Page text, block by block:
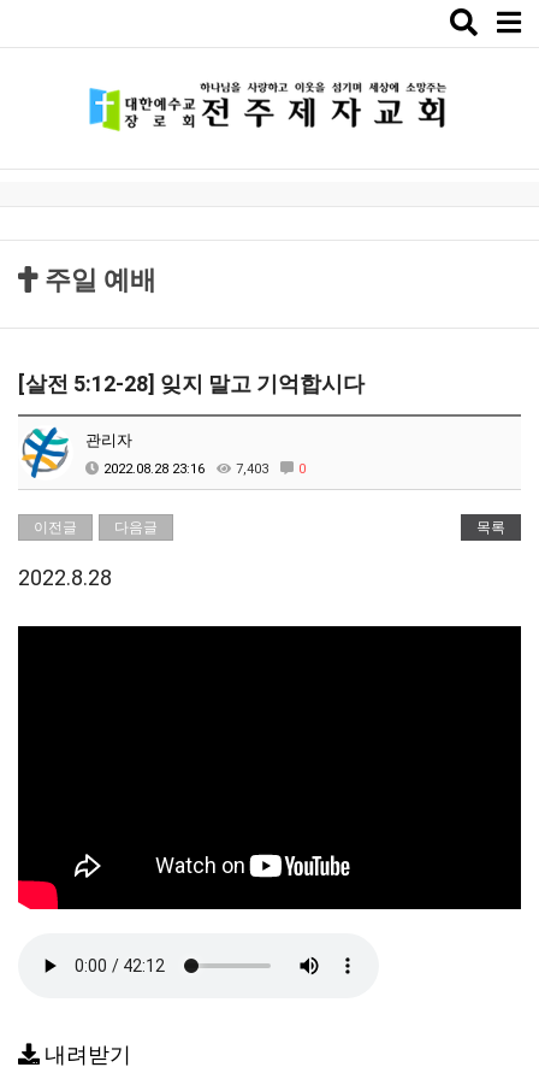
Toggle
주일 예배
[살전 5:12-28] 잊지 말고 기억합시다
관리자
2022.08.28 23:16 7,403 0
이전글 다음글 목록
2022.8.28
내려받기